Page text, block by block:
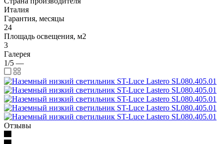
Италия
Гарантия, месяцы
24
Площадь освещения, м2
3
Галерея
1/5 —
Отзывы